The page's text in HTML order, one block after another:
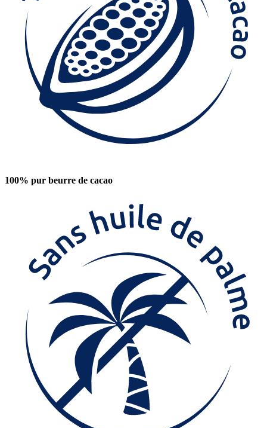
100% pur beurre de cacao